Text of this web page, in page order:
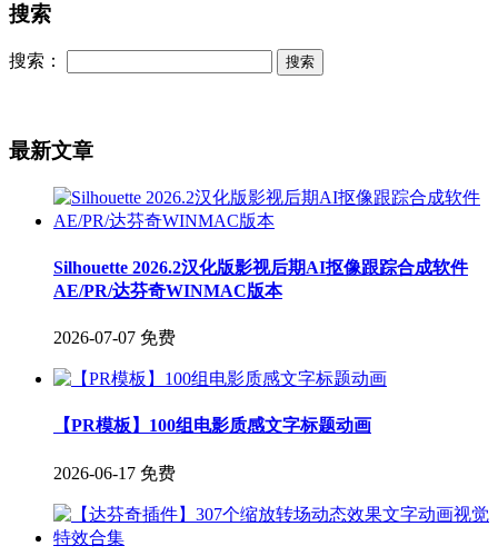
搜索
搜索：
最新文章
Silhouette 2026.2汉化版影视后期AI抠像跟踪合成软件
AE/PR/达芬奇WINMAC版本
2026-07-07 免费
【PR模板】100组电影质感文字标题动画
2026-06-17 免费